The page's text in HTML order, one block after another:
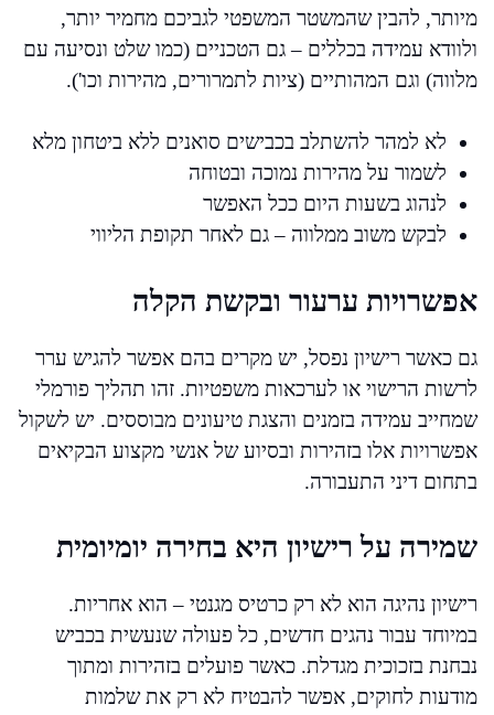
מיותר, להבין שהמשטר המשפטי לגביכם מחמיר יותר,
ולוודא עמידה בכללים – גם הטכניים (כמו שלט ונסיעה עם
מלווה) וגם המהותיים (ציות לתמרורים, מהירות וכו').
לא למהר להשתלב בכבישים סואנים ללא ביטחון מלא
לשמור על מהירות נמוכה ובטוחה
לנהוג בשעות היום ככל האפשר
לבקש משוב ממלווה – גם לאחר תקופת הליווי
אפשרויות ערעור ובקשת הקלה
גם כאשר רישיון נפסל, יש מקרים בהם אפשר להגיש ערר
לרשות הרישוי או לערכאות משפטיות. זהו תהליך פורמלי
שמחייב עמידה בזמנים והצגת טיעונים מבוססים. יש לשקול
אפשרויות אלו בזהירות ובסיוע של אנשי מקצוע הבקיאים
בתחום דיני התעבורה.
שמירה על רישיון היא בחירה יומיומית
רישיון נהיגה הוא לא רק כרטיס מגנטי – הוא אחריות.
במיוחד עבור נהגים חדשים, כל פעולה שנעשית בכביש
נבחנת בזכוכית מגדלת. כאשר פועלים בזהירות ומתוך
מודעות לחוקים, אפשר להבטיח לא רק את שלמות